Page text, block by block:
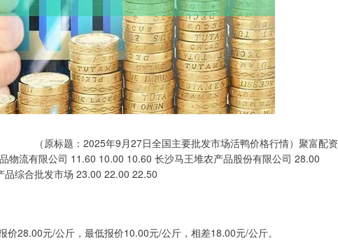
（原标题：2025年9月27日全国主要批发市场活鸭价格行情）聚富配资
物流有限公司 11.60 10.00 10.60 长沙马王堆农产品股份有限公司 28.00
综合批发市场 23.00 22.00 22.50
28.00元/公斤，最低报价10.00元/公斤，相差18.00元/公斤。
1.42% 沪深300 4694.44 43.13